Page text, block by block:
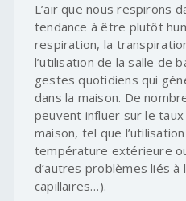
L’air que nous respirons
tendance à être plutôt
respiration, la
l’utilisation de la salle de
gestes quotidiens qui
dans la maison. De
peuvent influer sur le taux
maison, tel que
température extérieure
d’autres problèmes liés à
capillaires…).